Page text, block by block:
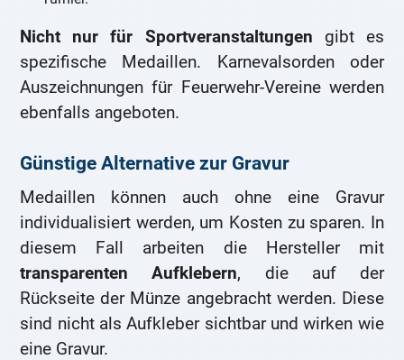
Nicht nur für Sportveranstaltungen gibt es
spezifische Medaillen. Karnevalsorden oder
Auszeichnungen für Feuerwehr-Vereine werden
ebenfalls angeboten.
Günstige Alternative zur Gravur
Medaillen können auch ohne eine Gravur
individualisiert werden, um Kosten zu sparen. In
diesem Fall arbeiten die Hersteller mit
transparenten Aufklebern, die auf der
Rückseite der Münze angebracht werden. Diese
sind nicht als Aufkleber sichtbar und wirken wie
eine Gravur.